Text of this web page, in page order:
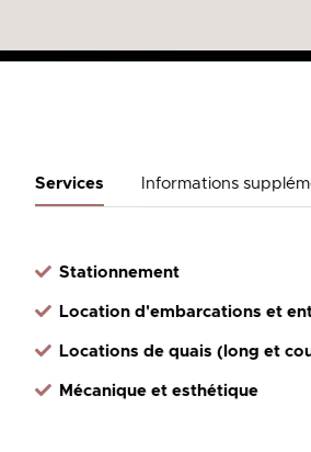
Services Informations
Stationnement
Location d'embarcations et
Locations de quais (long et
Mécanique et esthétique